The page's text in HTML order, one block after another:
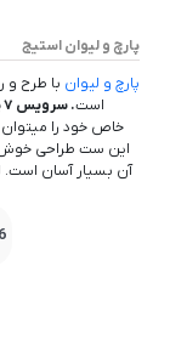
پارچ و لیوان استیج
پارچ و لیوان با طرح و
است. سرویس ۷ پارچه کریستال پارچ و لیوان استیج
خاص خود را میتوان
این ست طراحی